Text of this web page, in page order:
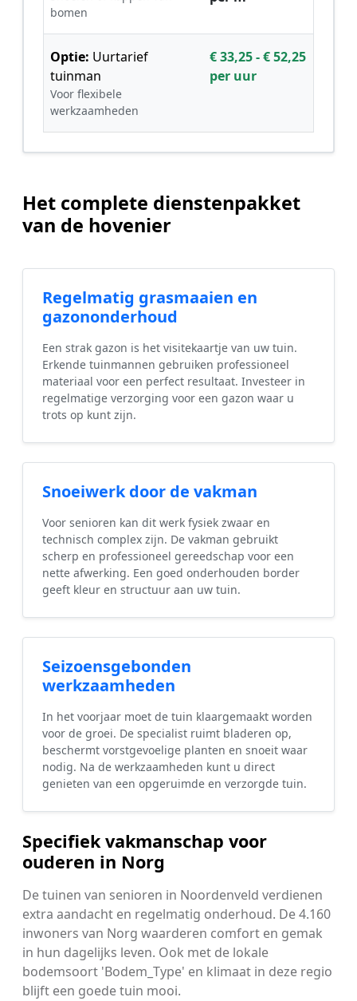
bomen
Optie: Uurtarief
tuinman
Voor flexibele
werkzaamheden
€ 33,25 - € 52,25
per uur
Het complete dienstenpakket
van de hovenier
Regelmatig grasmaaien en
gazononderhoud
Een strak gazon is het visitekaartje van uw tuin.
Erkende tuinmannen gebruiken professioneel
materiaal voor een perfect resultaat. Investeer in
regelmatige verzorging voor een gazon waar u
trots op kunt zijn.
Snoeiwerk door de vakman
Voor senioren kan dit werk fysiek zwaar en
technisch complex zijn. De vakman gebruikt
scherp en professioneel gereedschap voor een
nette afwerking. Een goed onderhouden border
geeft kleur en structuur aan uw tuin.
Seizoensgebonden
werkzaamheden
In het voorjaar moet de tuin klaargemaakt worden
voor de groei. De specialist ruimt bladeren op,
beschermt vorstgevoelige planten en snoeit waar
nodig. Na de werkzaamheden kunt u direct
genieten van een opgeruimde en verzorgde tuin.
Specifiek vakmanschap voor
ouderen in Norg
De tuinen van senioren in Noordenveld verdienen
extra aandacht en regelmatig onderhoud. De 4.160
inwoners van Norg waarderen comfort en gemak
in hun dagelijks leven. Ook met de lokale
bodemsoort 'Bodem_Type' en klimaat in deze regio
blijft een goede tuin mooi.